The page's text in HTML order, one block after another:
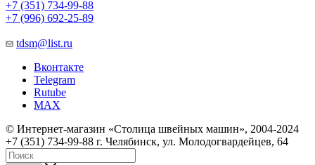
+7 (351) 734-99-88
+7 (996) 692-25-89
tdsm@list.ru
Вконтакте
Telegram
Rutube
MAX
© Интернет-магазин «Столица швейных машин», 2004-2024
+7 (351) 734-99-88 г. Челябинск, ул. Молодогвардейцев, 64